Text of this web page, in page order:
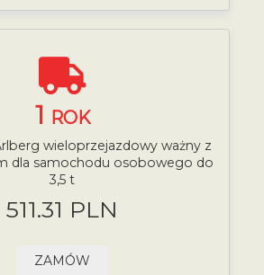
1 ROK
wieloprzejazdowy ważny z
dla samochodu osobowego do
3,5 t
511.31 PLN
ZAMÓW